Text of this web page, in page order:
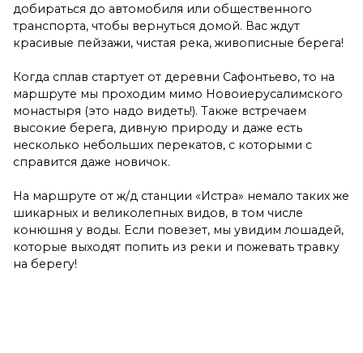
добираться до автомобиля или общественного
транспорта, чтобы вернуться домой. Вас ждут
красивые пейзажи, чистая река, живописные берега!
Когда сплав стартует от деревни Сафонтьево, то на
маршруте мы проходим мимо Новоиерусалимского
монастыря (это надо видеть!). Также встречаем
высокие берега, дивную природу и даже есть
несколько небольших перекатов, с которыми с
справится даже новичок.
На маршруте от ж/д станции «Истра» немало таких же
шикарных и великолепных видов, в том числе
конюшня у воды. Если повезет, мы увидим лошадей,
которые выходят попить из реки и пожевать травку
на берегу!